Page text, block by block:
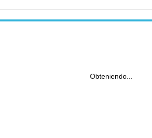
Obteniendo...